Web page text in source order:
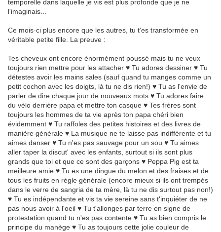
temporelle dans laquelle je vis est plus profonde que je ne
l'imaginais...
Ce mois-ci plus encore que les autres, tu t'es transformée en
véritable petite fille. La preuve :
Tes cheveux ont encore énormément poussé mais tu ne veux
toujours rien mettre pour les attacher ♥ Tu adores dessiner ♥ Tu
détestes avoir les mains sales (sauf quand tu manges comme un
petit cochon avec les doigts, là tu ne dis rien!) ♥ Tu as l'envie de
parler de dire chaque jour de nouveaux mots ♥ Tu adores faire
du vélo derrière papa et mettre ton casque ♥ Tes frères sont
toujours les hommes de ta vie après ton papa chéri bien
évidemment ♥ Tu raffoles des petites histoires et des livres de
manière générale ♥ La musique ne te laisse pas indifférente et tu
aimes danser ♥ Tu n'es pas sauvage pour un sou ♥ Tu aimes
aller taper la discut' avec les enfants, surtout si ils sont plus
grands que toi et que ce sont des garçons ♥ Peppa Pig est ta
meilleure amie ♥ Tu es une dingue du melon et des fraises et de
tous les fruits en règle générale (encore mieux si ils ont trempés
dans le verre de sangria de ta mère, là tu ne dis surtout pas non!)
♥ Tu es indépendante et vis ta vie sereine sans t'inquiéter de ne
pas nous avoir à l'oeil ♥ Tu t'allonges par terre en signe de
protestation quand tu n'es pas contente ♥ Tu as bien compris le
principe du manège ♥ Tu as toujours cette jolie couleur de